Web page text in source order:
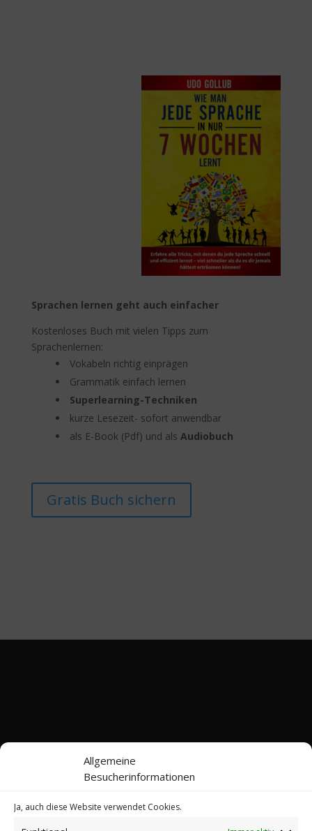
Allgemeine
Besucherinformationen
Ja, auch diese Website verwendet Cookies.
Sprachen lernen geht auch einfacher
Kostenloses Buch mit vielen Tipps zum
Sprachenlernen:
Vokabeln richtig einprägen
Grammatik einfach lernen
Superlearning-Techniken
kurze Lesezeit- sofort anwendbar
als E-Book (Pdf) und als Audiobuch
Gratis Buch sichern